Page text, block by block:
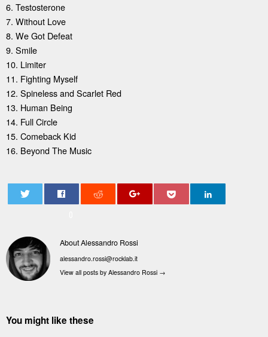
6. Testosterone
7. Without Love
8. We Got Defeat
9. Smile
10. Limiter
11. Fighting Myself
12. Spineless and Scarlet Red
13. Human Being
14. Full Circle
15. Comeback Kid
16. Beyond The Music
About Alessandro Rossi
alessandro.rossi@rocklab.it
View all posts by Alessandro Rossi →
You might like these